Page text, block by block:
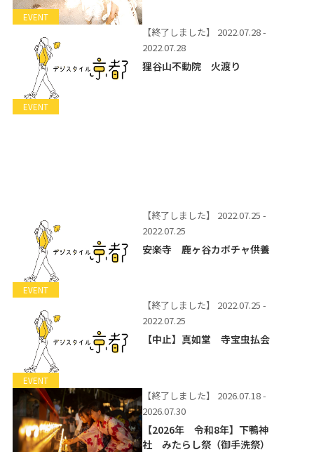
EVENT
EVENT
【終了しました】
2022.07.28 -
2022.07.28
狸谷山不動院 火渡り
EVENT
【終了しました】
2022.07.25 -
2022.07.25
安楽寺 鹿ヶ谷カボチャ供養
EVENT
【終了しました】
2022.07.25 -
2022.07.25
【中止】真如堂 寺宝虫払会
【終了しました】
2026.07.18 -
2026.07.30
【2026年 令和8年】下鴨神
社 みたらし祭（御手洗祭）